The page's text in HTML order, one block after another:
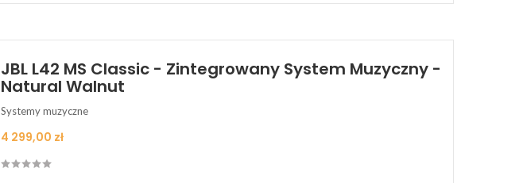
JBL L42 MS Classic - Zintegrowany System Muzyczny -
Natural Walnut
Systemy muzyczne
Cena
4 299,00 zł